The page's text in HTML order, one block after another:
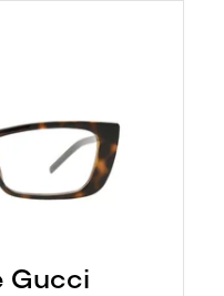
Gucci